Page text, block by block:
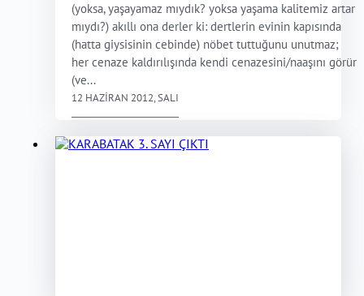
(yoksa, yaşayamaz mıydık? yoksa yaşama kalitemiz artar
mıydı?) akıllı ona derler ki: dertlerin evinin kapısında
(hatta giysisinin cebinde) nöbet tuttuğunu unutmaz;
her cenaze kaldırılışında kendi cenazesini/naaşını görür
(ve...
12 HAZIRAN 2012, SALI